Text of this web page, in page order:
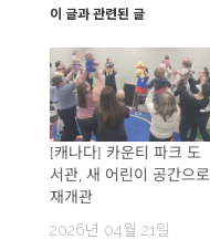
이 글과 관련된 글
[캐나다] 카운티 파크 도
서관, 새 어린이 공간으로
재개관
2026년 04월 21일